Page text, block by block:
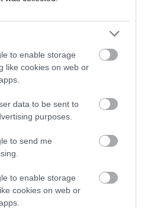
to enable storage
like cookies on web or
data to be sent to
purposes.
to send me
to enable storage
cookies on web or
Lakitelek – Tősfürdő
Leányfalu Termálfürdő
Lenti Gyógyfürdő és Szent
György Energiapark
Hagymatikum Gyógyfürdő